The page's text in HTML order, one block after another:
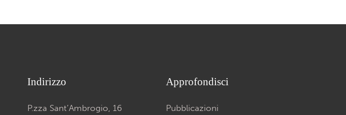
Indirizzo
P.zza Sant’Ambrogio, 16
Approfondisci
Pubblicazioni